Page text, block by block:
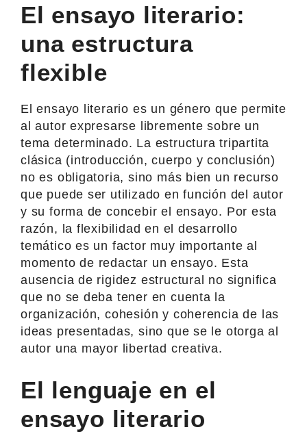
El ensayo literario:
una estructura
flexible
El ensayo literario es un género que permite
al autor expresarse libremente sobre un
tema determinado. La estructura tripartita
clásica (introducción, cuerpo y conclusión)
no es obligatoria, sino más bien un recurso
que puede ser utilizado en función del autor
y su forma de concebir el ensayo. Por esta
razón, la flexibilidad en el desarrollo
temático es un factor muy importante al
momento de redactar un ensayo. Esta
ausencia de rigidez estructural no significa
que no se deba tener en cuenta la
organización, cohesión y coherencia de las
ideas presentadas, sino que se le otorga al
autor una mayor libertad creativa.
El lenguaje en el
ensayo literario